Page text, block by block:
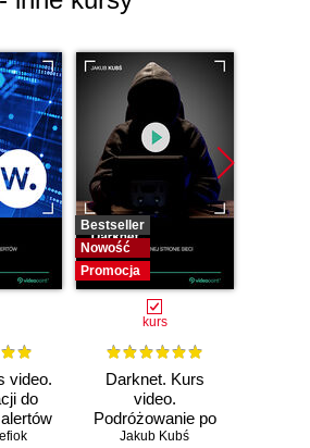
video.
do
Bestseller
Nowość
Promocja
kurs
Darknet. Kurs
video.
Podróżowanie po
ciemnej stronie
Jakub Kubś